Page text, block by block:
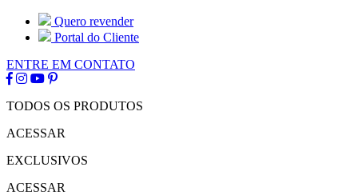
Quero revender
Portal do Cliente
ENTRE EM CONTATO
TODOS OS PRODUTOS
ACESSAR
EXCLUSIVOS
ACESSAR